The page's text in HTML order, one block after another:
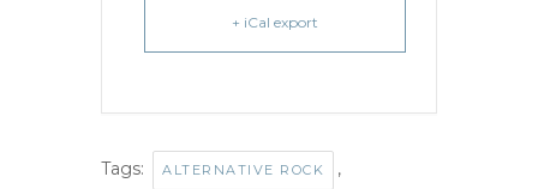
+ iCal export
Tags: ALTERNATIVE ROCK ,